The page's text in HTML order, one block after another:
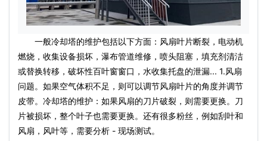
一般冷却塔的维护包括以下方面：风扇叶片断裂， 电动机
燃烧，收集设备损坏，瀑布管道维修，喷头阻塞，填充剂清洁
或替换转移，破坏性百叶窗窗口，水收集托盘的泄漏... 1.风扇
问题。如果空气体积不足，则可以调节风扇叶片的角度并调节
皮带。冷却塔的维护：如果风扇的刀片破裂，则需要更换。刀
片被损坏，整个叶子也需要更换。还有很多粉丝，例如刮叶和
风扇，风叶等，需要分析 - 现场测试。